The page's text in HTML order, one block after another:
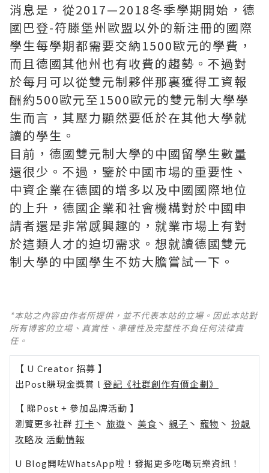
消息是，從2017—2018冬季學期開始，德
國巴登-符滕堡州歐盟以外的新注冊的國際
學生每學期都需要交納1500歐元的學費，
而且德國其他州也有收費的趨勢。不過對
於每月可以從雙元制夥伴那裏獲得工資報
酬約500歐元至1500歐元的雙元制大學學
生而言，其壓力顯然要低於在其他大學就
讀的學生。
目前，德國雙元制大學的中國留學生數量
還很少。不過，鑒於中國市場的重要性、
中資企業在德國的增多以及中國國際地位
的上升，德國企業和社會機構對於中國申
請者還是非常感興趣的，就業市場上有對
於這類人才的迫切需求。想就讀德國雙元
制大學的中國學生不妨大膽嘗試一下。
*本站之內容由作者所提供，並不代表本站的立場。因此本站對
所有博客的立場、真實性、準確性及完整性不負任何法律責
任。
【 U Creator 招募 】
出Post賺現金獎賞 l 登記《社群創作有價企劃》
【 睇Post + 參加品牌活動 】
瀏覽更多社群 打卡 丶 旅遊 丶 美食 丶 親子 丶 寵物 丶 扮靚
攻略及 活動情報
U Blog開咗WhatsApp啦！發掘更多吃喝玩樂資訊！